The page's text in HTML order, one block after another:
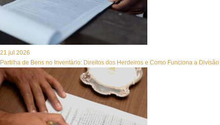
21 jul 2026
Partilha de Bens no Inventário: Direitos dos Herdeiros e Como Funciona a Divisão